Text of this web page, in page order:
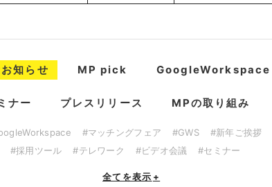
知らせ MP pick GoogleWorkspace
ナー プレスリリース MPの取り組み
#マッチングフェア #GWS #新年ご挨拶
#採用ツール
#テレワーク #ビデオ会議 #セミナー
全てを表示 +